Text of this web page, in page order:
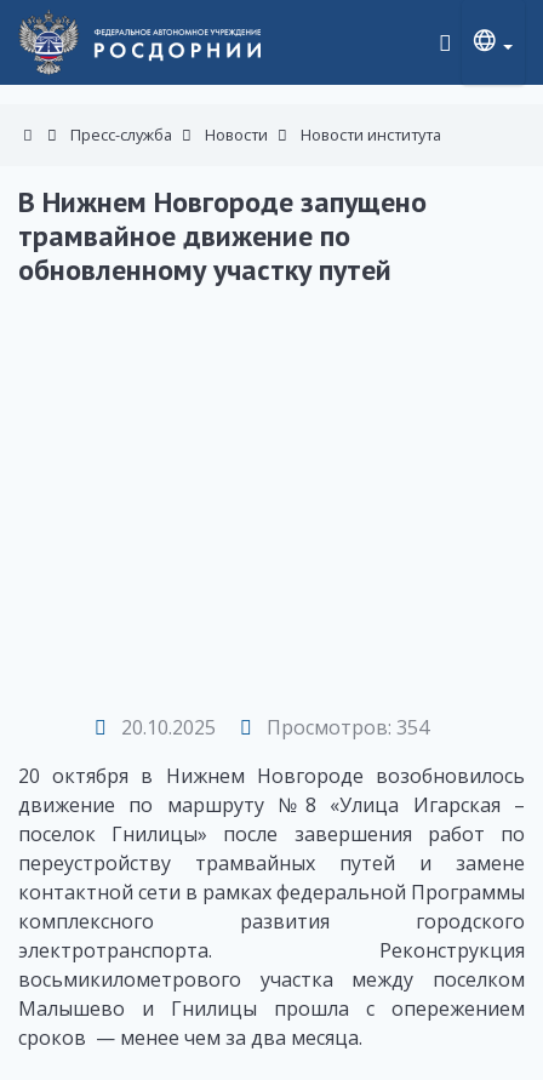
Пресс-служба Новости Новости института
В Нижнем Новгороде запущено
трамвайное движение по
обновленному участку путей
20.10.2025
Просмотров: 354
20 октября в Нижнем Новгороде возобновилось
движение по маршруту №8 «Улица Игарская –
поселок Гнилицы» после завершения работ по
переустройству трамвайных путей и замене
контактной сети в рамках федеральной Программы
комплексного развития городского
электротранспорта. Реконструкция
восьмикилометрового участка между поселком
Малышево и Гнилицы прошла с опережением
сроков — менее чем за два месяца.